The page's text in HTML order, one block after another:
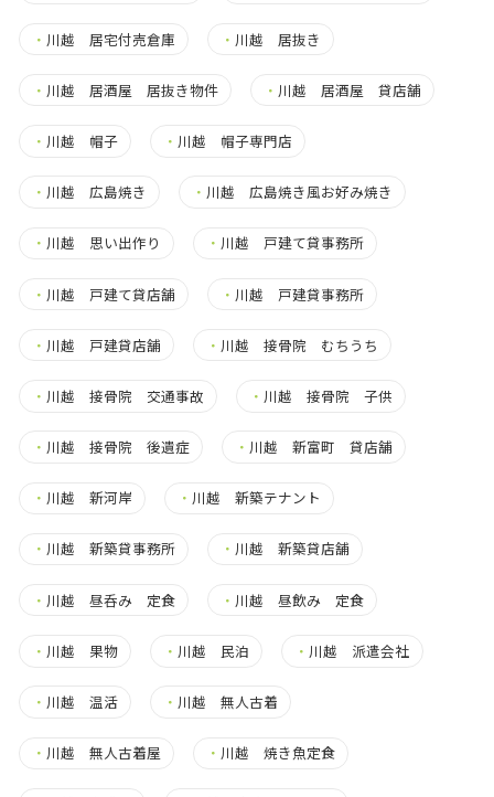
・ 川越 居宅付売倉庫 ・ 川越 居抜き
・ 川越 居酒屋 居抜き物件 ・ 川越 居酒屋 貸店舗
・ 川越 帽子 ・ 川越 帽子専門店
・ 川越 広島焼き ・ 川越 広島焼き風お好み焼き
・ 川越 思い出作り ・ 川越 戸建て貸事務所
・ 川越 戸建て貸店舗 ・ 川越 戸建貸事務所
・ 川越 戸建貸店舗 ・ 川越 接骨院 むちうち
・ 川越 接骨院 交通事故 ・ 川越 接骨院 子供
・ 川越 接骨院 後遺症 ・ 川越 新富町 貸店舗
・ 川越 新河岸 ・ 川越 新築テナント
・ 川越 新築貸事務所 ・ 川越 新築貸店舗
・ 川越 昼呑み 定食 ・ 川越 昼飲み 定食
・ 川越 果物 ・ 川越 民泊 ・ 川越 派遣会社
・ 川越 温活 ・ 川越 無人古着
・ 川越 無人古着屋 ・ 川越 焼き魚定食